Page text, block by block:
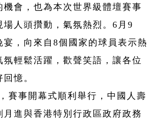
機會，也為本次世界級體壇賽事
場人頭攢動，氣氛熱烈。6月9
宴，向來自8個國家的球員表示熱
氛輕鬆活躍，歡聲笑語，讓各位
憶。
賽事開幕式順利舉行，中國人壽
月進與香港特別行政區政府政務